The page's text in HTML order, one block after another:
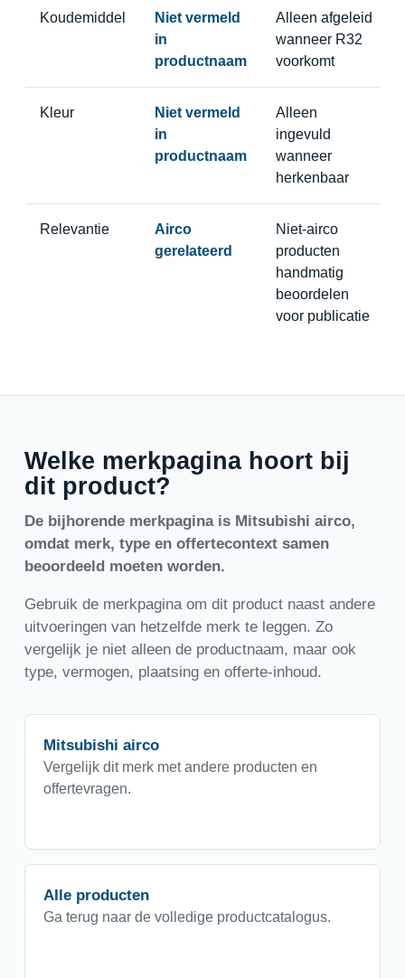
Koudemiddel
Niet vermeld
in
productnaam
Alleen afgeleid
wanneer R32
voorkomt
Kleur
Niet vermeld
in
productnaam
Alleen
ingevuld
wanneer
herkenbaar
Relevantie
Airco
gerelateerd
Niet-airco
producten
handmatig
beoordelen
voor publicatie
Welke merkpagina hoort bij
dit product?
De bijhorende merkpagina is Mitsubishi airco,
omdat merk, type en offertecontext samen
beoordeeld moeten worden.
Gebruik de merkpagina om dit product naast andere
uitvoeringen van hetzelfde merk te leggen. Zo
vergelijk je niet alleen de productnaam, maar ook
type, vermogen, plaatsing en offerte-inhoud.
Mitsubishi airco
Vergelijk dit merk met andere producten en
offertevragen.
Alle producten
Ga terug naar de volledige productcatalogus.